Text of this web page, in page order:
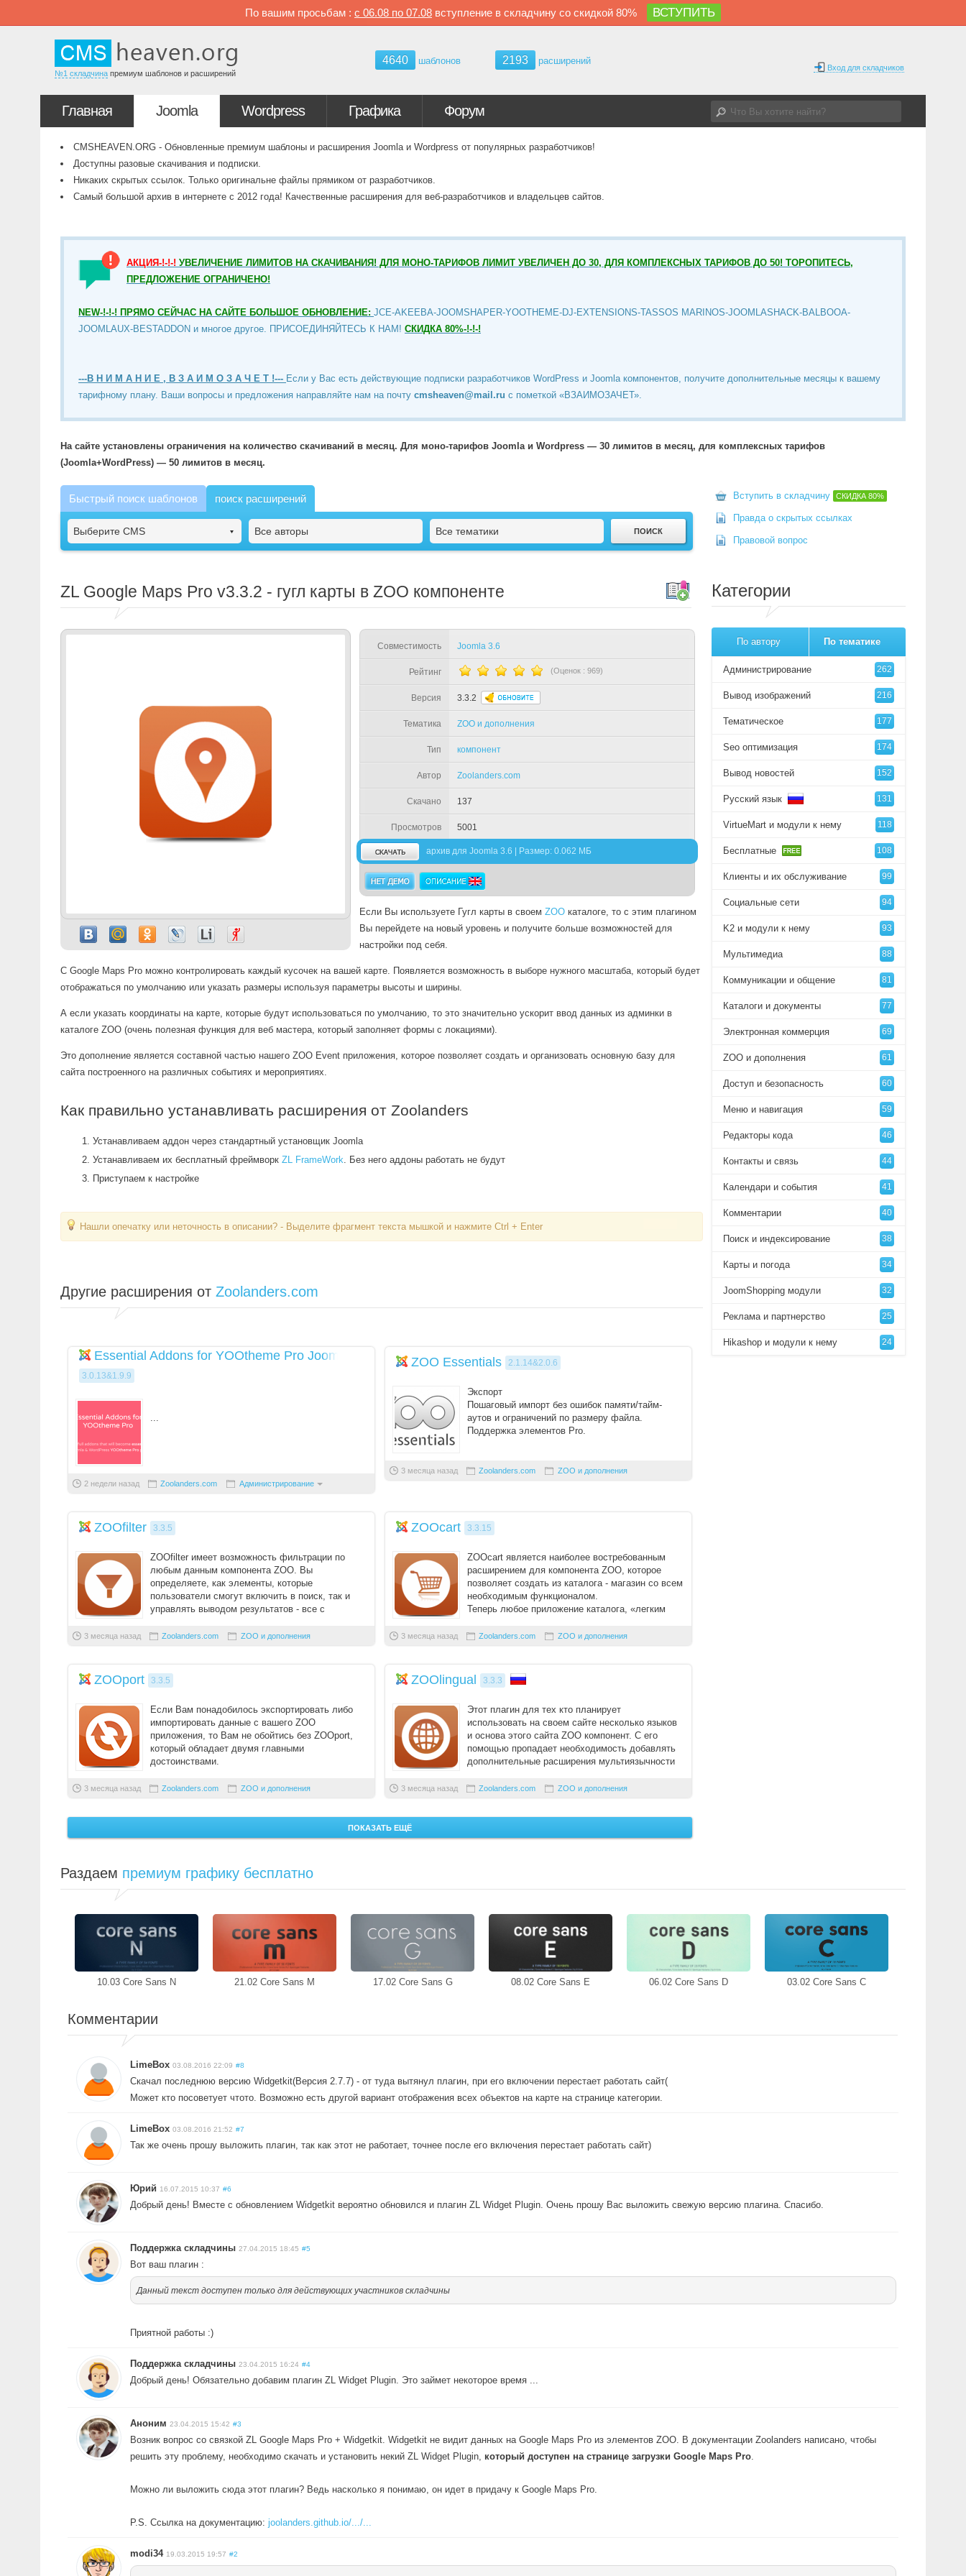
По вашим просьбам : с 06.08 по 07.08 вступление в складчину со скидкой 80% ВСТУПИТЬ
№1 складчина премиум шаблонов и расширений
4640 шаблонов 2193 расширений
Вход для складчиков
Главная Joomla Wordpress Графика Форум
CMSHEAVEN.ORG - Обновленные премиум шаблоны и расширения Joomla и Wordpress от популярных разработчиков!
Доступны разовые скачивания и подписки.
Никаких скрытых ссылок. Только оригинальне файлы прямиком от разработчиков.
Самый большой архив в интернете с 2012 года! Качественные расширения для веб-разработчиков и владельцев сайтов.
АКЦИЯ-!-!-! УВЕЛИЧЕНИЕ ЛИМИТОВ НА СКАЧИВАНИЯ! ДЛЯ МОНО-ТАРИФОВ ЛИМИТ УВЕЛИЧЕН ДО 30, ДЛЯ КОМПЛЕКСНЫХ ТАРИФОВ ДО 50! ТОРОПИТЕСЬ,
ПРЕДЛОЖЕНИЕ ОГРАНИЧЕНО!
NEW-!-!-! ПРЯМО СЕЙЧАС НА САЙТЕ БОЛЬШОЕ ОБНОВЛЕНИЕ: JCE-AKEEBA-JOOMSHAPER-YOOTHEME-DJ-EXTENSIONS-TASSOS MARINOS-JOOMLASHACK-BALBOOA-
JOOMLAUX-BESTADDON и многое другое. ПРИСОЕДИНЯЙТЕСЬ К НАМ! СКИДКА 80%-!-!-!
---В Н И М А Н И Е , В З А И М О З А Ч Е Т !--- Если у Вас есть действующие подписки разработчиков WordPress и Joomla компонентов, получите дополнительные месяцы к вашему
тарифному плану. Ваши вопросы и предложения направляйте нам на почту cmsheaven@mail.ru c пометкой «ВЗАИМОЗАЧЕТ».
На сайте установлены ограничения на количество скачиваний в месяц. Для моно-тарифов Joomla и Wordpress — 30 лимитов в месяц, для комплексных тарифов
(Joomla+WordPress) — 50 лимитов в месяц.
Быстрый поиск шаблонов поиск расширений
Выберите CMS Все авторы Все тематики
ZL Google Maps Pro v3.3.2 - гугл карты в ZOO компоненте
Совместимость Joomla 3.6
Рейтинг (Оценок : 969)
Версия 3.3.2
Тематика ZOO и дополнения
Тип компонент
Автор Zoolanders.com
Скачано 137
Просмотров 5001
архив для Joomla 3.6 | Размер: 0.062 МБ
Если Вы используете Гугл карты в своем ZOO каталоге, то с этим плагином
Вы перейдете на новый уровень и получите больше возможностей для
настройки под себя.
С Google Maps Pro можно контролировать каждый кусочек на вашей карте. Появляется возможность в выборе нужного масштаба, который будет
отображаться по умолчанию или указать размеры используя параметры высоты и ширины.
А если указать координаты на карте, которые будут использоваться по умолчанию, то это значительно ускорит ввод данных из админки в
каталоге ZOO (очень полезная функция для веб мастера, который заполняет формы с локациями).
Это дополнение является составной частью нашего ZOO Event приложения, которое позволяет создать и организовать основную базу для
сайта построенного на различных событиях и мероприятиях.
Как правильно устанавливать расширения от Zoolanders
Устанавливаем аддон через стандартный установщик Joomla
Устанавливаем их бесплатный фреймворк ZL FrameWork. Без него аддоны работать не будут
Приступаем к настройке
Нашли опечатку или неточность в описании? - Выделите фрагмент текста мышкой и нажмите Ctrl + Enter
Другие расширения от Zoolanders.com
Essential Addons for YOOtheme Pro Joomla
3.0.13&1.9.9
...
2 недели назад Zoolanders.com Администрирование
ZOO Essentials 2.1.14&2.0.6
Экспорт
Пошаговый импорт без ошибок памяти/тайм-
аутов и ограничений по размеру файла.
Поддержка элементов Pro.
Установите расширенные правила доступ ...
3 месяца назад Zoolanders.com ZOO и дополнения
ZOOfilter 3.3.5
ZOOfilter имеет возможность фильтрации по
любым данным компонента ZOO. Вы
определяете, как элементы, которые
пользователи смогут включить в поиск, так и
управлять выводом результатов - все с
3 месяца назад Zoolanders.com ZOO и дополнения
ZOOcart 3.3.15
ZOOcart является наиболее востребованным
расширением для компонента ZOO, которое
позволяет создать из каталога - магазин со всем
необходимым функционалом.
Теперь любое приложение каталога, «легким
3 месяца назад Zoolanders.com ZOO и дополнения
ZOOport 3.3.5
Если Вам понадобилось экспортировать либо
импортировать данные с вашего ZOO
приложения, то Вам не обойтись без ZOOport,
который обладает двумя главными
достоинствами.
3 месяца назад Zoolanders.com ZOO и дополнения
ZOOlingual 3.3.3
Этот плагин для тех кто планирует
использовать на своем сайте несколько языков
и основа этого сайта ZOO компонент. С его
помощью пропадает необходимость добавлять
дополнительные расширения мультиязычности
3 месяца назад Zoolanders.com ZOO и дополнения
ПОКАЗАТЬ ЕЩЁ
Вступить в складчину СКИДКА 80%
Правда о скрытых ссылках
Правовой вопрос
Категории
По автору По тематике
Администрирование 262
Вывод изображений 216
Тематическое 177
Seo оптимизация 174
Вывод новостей 152
Русский язык 131
VirtueMart и модули к нему 118
Бесплатные 108
Клиенты и их обслуживание 99
Социальные сети 94
K2 и модули к нему 93
Мультимедиа 88
Коммуникации и общение 81
Каталоги и документы 77
Электронная коммерция 69
ZOO и дополнения 61
Доступ и безопасность 60
Меню и навигация 59
Редакторы кода 46
Контакты и связь 44
Календари и события 41
Комментарии 40
Поиск и индексирование 38
Карты и погода 34
JoomShopping модули 32
Реклама и партнерство 25
Hikashop и модули к нему 24
Раздаем премиум графику бесплатно
10.03 Core Sans N 21.02 Core Sans M 17.02 Core Sans G 08.02 Core Sans E 06.02 Core Sans D 03.02 Core Sans C
Комментарии
LimeBox 03.08.2016 22:09 #8
Скачал последнюю версию Widgetkit(Версия 2.7.7) - от туда вытянул плагин, при его включении перестает работать сайт(
Может кто посоветует чтото. Возможно есть другой вариант отображения всех объектов на карте на странице категории.
LimeBox 03.08.2016 21:52 #7
Так же очень прошу выложить плагин, так как этот не работает, точнее после его включения перестает работать сайт)
Юрий 16.07.2015 10:37 #6
Добрый день! Вместе с обновлением Widgetkit вероятно обновился и плагин ZL Widget Plugin. Очень прошу Вас выложить свежую версию плагина. Спасибо.
Поддержка складчины 27.04.2015 18:45 #5
Вот ваш плагин :
Данный текст доступен только для действующих участников складчины
Приятной работы :)
Поддержка складчины 23.04.2015 16:24 #4
Добрый день! Обязательно добавим плагин ZL Widget Plugin. Это займет некоторое время ...
Аноним 23.04.2015 15:42 #3
Возник вопрос со связкой ZL Google Maps Pro + Widgetkit. Widgetkit не видит данных на Google Maps Pro из элементов ZOO. В документации Zoolanders написано, чтобы
решить эту проблему, необходимо скачать и установить некий ZL Widget Plugin, который доступен на странице загрузки Google Maps Pro.
Можно ли выложить сюда этот плагин? Ведь насколько я понимаю, он идет в придачу к Google Maps Pro.
P.S. Ссылка на документацию: joolanders.github.io/.../...
modi34 19.03.2015 19:57 #2
Вход
Логин
Запомнить меня
Вступить в складчину
Забыли пароль?
Забыли логин?